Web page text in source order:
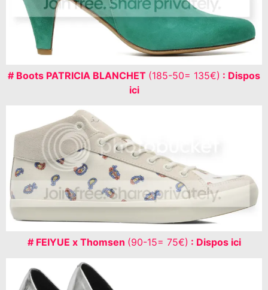
# Boots PATRICIA BLANCHET (185-50= 135€) : Dispos
ici
# FEIYUE x Thomsen (90-15= 75€) : Dispos ici